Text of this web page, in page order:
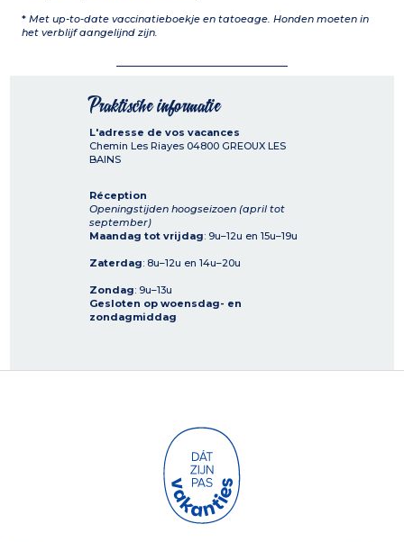
*Met up-to-date vaccinatieboekje en tatoeage. Honden moeten in
het verblijf aangelijnd zijn.
Praktische informatie
L'adresse de vos vacances
Chemin Les Riayes 04800 GREOUX LES
BAINS
Réception
Openingstijden hoogseizoen (april tot
september)
Maandag tot vrijdag: 9u–12u en 15u–19u
Zaterdag: 8u–12u en 14u–20u
Zondag: 9u–13u
Gesloten op woensdag- en
zondagmiddag